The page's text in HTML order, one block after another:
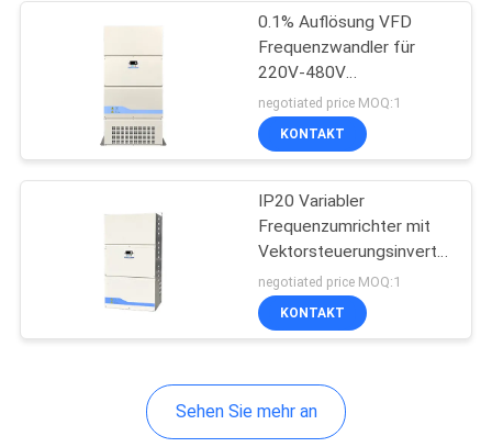
Induktions-
Heizungs-Maschine
Induktions-
21
0.1% Auflösung VFD
Frequenzwandler für
220V-480V
Eingangsspannungsbereich
Analog Eingang
negotiated price MOQ:1
KONTAKT
IP20 Variabler
Frequenzumrichter mit
Vektorsteuerungsinverter
für allgemeine Zwecke
negotiated price MOQ:1
KONTAKT
Sehen Sie mehr an